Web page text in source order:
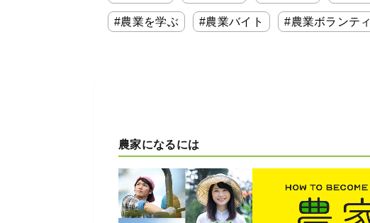
#農業を学ぶ #農業バイト #農業ボランテ
農家になるには